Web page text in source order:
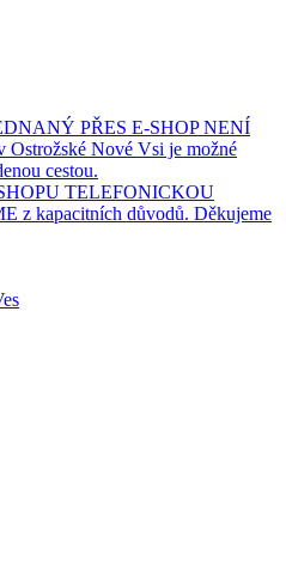
PŘES E-SHOP NENÍ
Nové Vsi je možné
cestou.
TELEFONICKOU
z kapacitních důvodů. Děkujeme